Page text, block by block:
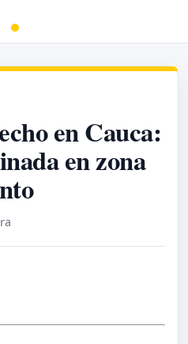
en Cauca:
en zona